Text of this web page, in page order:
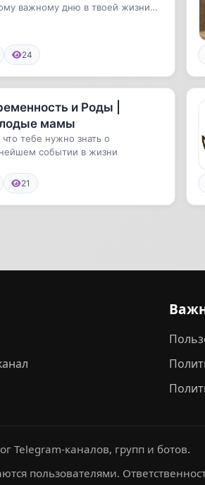
важному дню в твоей жизни
24
и Роды |
мамы
что тебе нужно знать о
событии в жизни
21
Telegram-каналов, групп и ботов.
пользователями.